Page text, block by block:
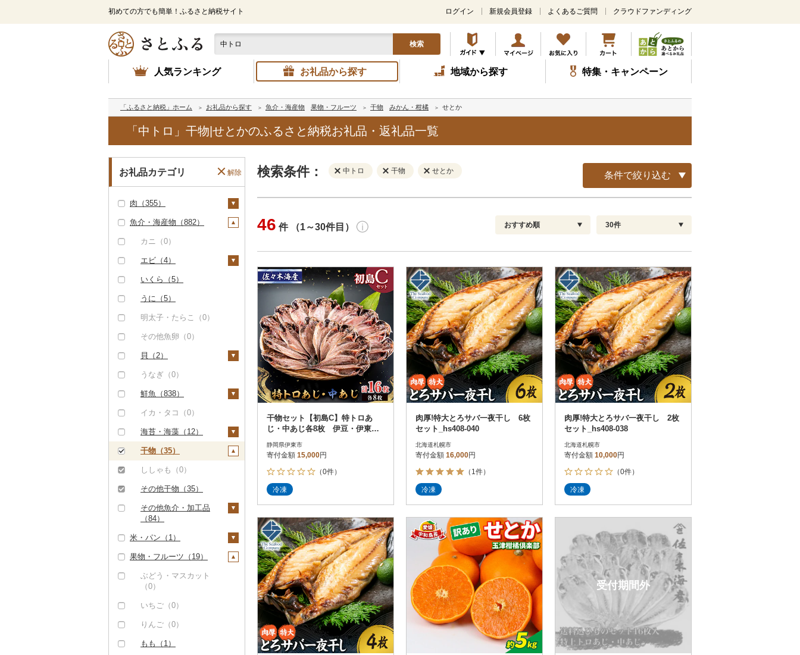
初めての方でも簡単！ふるさと納税サイト
メ
ン
コ
ン
テ
ツ
ッ
ログイン 新規会員登録 よくあるご質問 クラウドファンディング
検索
人気ランキング お礼品から探す 地域から探す 特集・キャンペーン
「ふるさと納税」ホーム お礼品から探す 魚介・海産物 果物・フルーツ 干物 みかん・柑橘 せとか
「中トロ」干物|せとかのふるさと納税お礼品・返礼品一覧
お礼品カテゴリ 解除
肉（355）
牛肉（精肉）（66）
ステーキ（3）
すき焼き（4）
しゃぶしゃぶ（2）
焼肉（40）
牛タン（0）
和牛（1）
黒毛和牛（6）
白老牛（0）
仙台牛（0）
米沢牛（0）
山形牛（0）
常陸牛（0）
上州牛（0）
飛騨牛（0）
近江牛（0）
（0）
但馬牛（0）
土佐あかうし（0）
牛肉（加工品）（8
（0）
その他牛肉（加工品）
（7）
ー（0）
ベーコン・サラミ
その他豚肉（加工品）
（0）
スカン）（0）
鴨肉（0）
猪肉（0）
その他肉・加工品（2
9）
魚介・海産物（882）
カニ（0）
エビ（4）
甘エビ（1）
ボタンエビ（0）
伊勢海老（2）
その他エビ（1）
いくら（5）
うに（5）
明太子・たらこ（0）
その他魚卵（0）
貝（2）
帆立（ホタテ）（1）
鮑（アワビ）（0）
牡蠣（カキ）（0）
あさり（0）
しじみ（0）
サザエ（0）
はまぐり（0）
その他貝（1）
うなぎ（0）
鮮魚（838）
鮭・サーモン（2）
マグロ（833）
イワシ（0）
カツオ（11）
金目鯛（0）
クエ（0）
鯛（34）
のどぐろ（1）
ふぐ（0）
ブリ（1）
イカ・タコ（0）
海苔・海藻（12）
海苔（11）
わかめ（0）
ひじき（0）
その他海苔・海藻
（0）
干物（35）
ししゃも（0）
その他干物（35）
その他魚介・加工品
（84）
しらす・ちりめん
（3）
（68）
米・パン（1）
米（0）
雑穀（0）
（1）
パン（0）
果物・フルーツ（19）
ぶどう・マスカット
（0）
いちご（0）
りんご（0）
もも（1）
検索条件： 中トロ 干物 せとか 条件で絞り込む
円
決済方法 解除
PayPay
クレジットカード決済
Amazon Pay
楽天ペイ
メルペイ
コンビニ支払い
ソフトバンクまとめて支払い
d払い
金融機関(Pay-easy決済)
解除
発送種別 解除
通常
冷蔵便
冷凍便
配送指定 解除
お届け日時指定可
お届け時間帯指定可
発送される月指定可
その他 解除
さとふる限定のお礼品
定期便
さとふるアプリdeワンストップ申請
対象
結果を見る（
46 件 （1～30件目） おすすめ順
新着順
レビュー件数順
レビュー評価順
寄付金額が高い順
寄付金額が低い順
30件
60
90
120
干物セット【初島C】特トロあ
じ・中あじ各8枚 伊豆・伊東の
干物詰め合わせ
静岡県伊東市
寄付金額 15,000円
（0件）
冷凍
肉厚!特大とろサバ一夜干し 6枚
セット_hs408-040
北海道札幌市
寄付金額 16,000円
（1件）
冷凍
肉厚!特大とろサバ一夜干し 2枚
セット_hs408-038
北海道札幌市
寄付金額 10,000円
（0件）
冷凍
受付期間外